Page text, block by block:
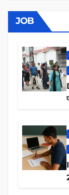
JOB